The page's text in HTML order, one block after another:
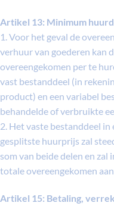
Artikel 13: Minimum
1. Voor het geval de
verhuur van goederen kan
overeengekomen per te
vast bestanddeel (in
product) en een variabel
behandelde of verbruikte
2. Het vaste bestanddeel
gesplitste huurprijs zal
som van beide delen en
totale overeengekomen
Artikel 15: Betaling,